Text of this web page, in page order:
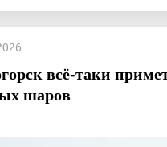
всё-таки
шаров